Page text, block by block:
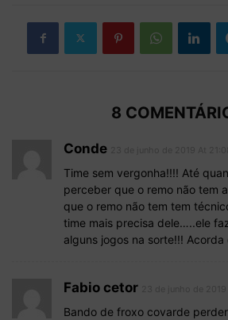
8
Conde
Time sem vergonha!!!! Até
perceber que o remo não tem
que o remo não tem tem
time mais precisa dele…..ele
alguns jogos na sorte!!! Acorda
Fabio cetor
Bando de froxo covarde